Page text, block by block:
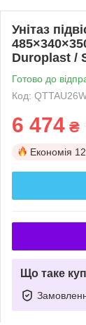
Унітаз
Duroplast /
Готово до
Код:
6 474 ₴
Економія
Що таке